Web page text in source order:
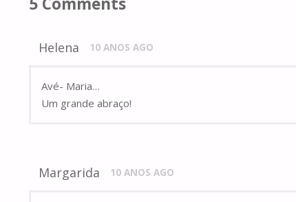
Helena 10 ANOS AGO
Avé- Maria…
Um grande abraço!
Margarida 10 ANOS AGO